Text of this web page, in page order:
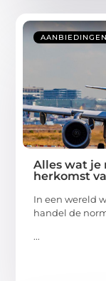
AANBIEDINGEN
Alles wat je
herkomst
In een wereld
handel de
...